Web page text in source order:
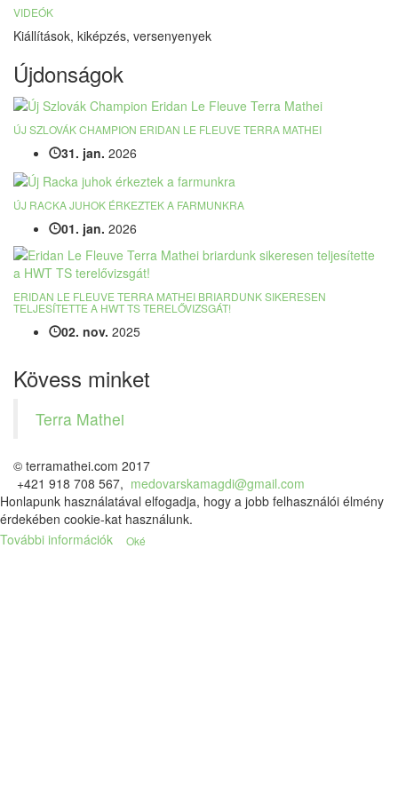
VIDEÓK
Kiállítások, kiképzés, versenyenyek
Újdonságok
ÚJ SZLOVÁK CHAMPION ERIDAN LE FLEUVE TERRA MATHEI
31. jan. 2026
ÚJ RACKA JUHOK ÉRKEZTEK A FARMUNKRA
01. jan. 2026
ERIDAN LE FLEUVE TERRA MATHEI BRIARDUNK SIKERESEN
TELJESÍTETTE A HWT TS TERELŐVIZSGÁT!
02. nov. 2025
Kövess minket
Terra Mathei
© terramathei.com 2017
+421 918 708 567, medovarskamagdi@gmail.com
Honlapunk használatával elfogadja, hogy a jobb felhasználói élmény
érdekében cookie-kat használunk.
További információk
Oké